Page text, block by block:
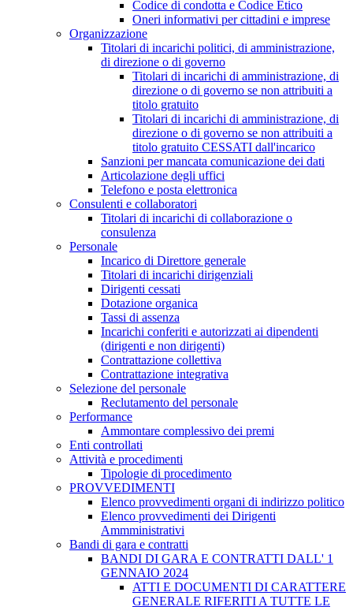
Codice di condotta e Codice Etico
Oneri informativi per cittadini e imprese
Organizzazione
Titolari di incarichi politici, di amministrazione,
di direzione o di governo
Titolari di incarichi di amministrazione, di
direzione o di governo se non attribuiti a
titolo gratuito
Titolari di incarichi di amministrazione, di
direzione o di governo se non attribuiti a
titolo gratuito CESSATI dall'incarico
Sanzioni per mancata comunicazione dei dati
Articolazione degli uffici
Telefono e posta elettronica
Consulenti e collaboratori
Titolari di incarichi di collaborazione o
consulenza
Personale
Incarico di Direttore generale
Titolari di incarichi dirigenziali
Dirigenti cessati
Dotazione organica
Tassi di assenza
Incarichi conferiti e autorizzati ai dipendenti
(dirigenti e non dirigenti)
Contrattazione collettiva
Contrattazione integrativa
Selezione del personale
Reclutamento del personale
Performance
Ammontare complessivo dei premi
Enti controllati
Attività e procedimenti
Tipologie di procedimento
PROVVEDIMENTI
Elenco provvedimenti organi di indirizzo politico
Elenco provvedimenti dei Dirigenti
Ammministrativi
Bandi di gara e contratti
BANDI DI GARA E CONTRATTI DALL' 1
GENNAIO 2024
ATTI E DOCUMENTI DI CARATTERE
GENERALE RIFERITI A TUTTE LE